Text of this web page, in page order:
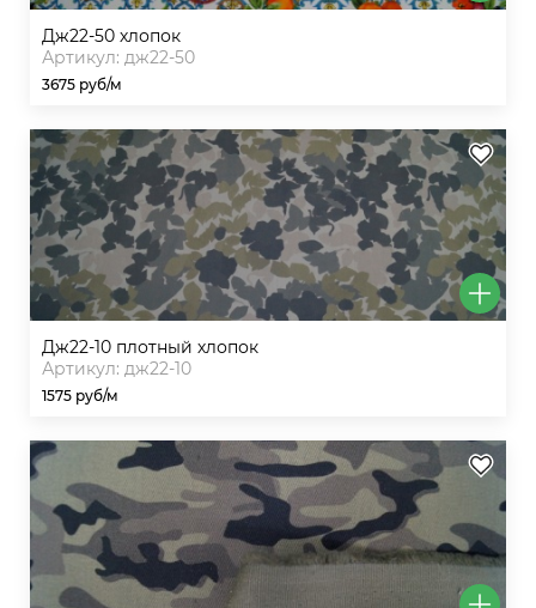
дж22-50 хлопок
Артикул: дж22-50
3675 руб/м
дж22-10 плотный хлопок
Артикул: дж22-10
1575 руб/м